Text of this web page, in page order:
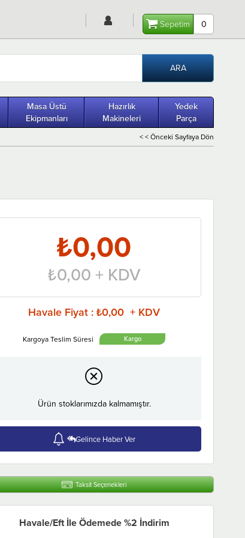
Sepetim 0
Masa Üstü
Ekipmanları
Hazırlık
Makineleri
Yedek
Parça
< < Önceki Sayfaya Dön
₺0,00
₺0,00 + KDV
Havale Fiyat : ₺0,00 + KDV
Ürün stoklarımızda kalmamıştır.
Gelince Haber Ver
Taksit Seçenekleri
Havale/Eft İle Ödemede %2 İndirim